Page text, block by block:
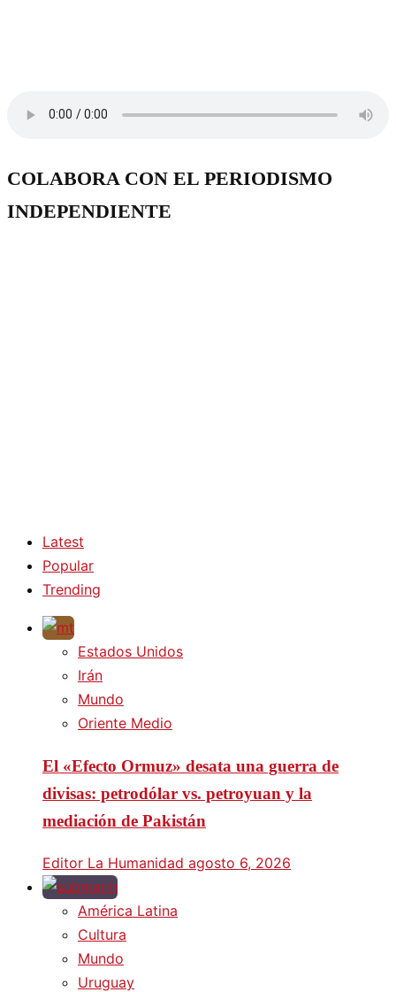
COLABORA CON EL PERIODISMO
INDEPENDIENTE
Latest
Popular
Trending
Estados Unidos
Irán
Mundo
Oriente Medio
El «Efecto Ormuz» desata una guerra de
divisas: petrodólar vs. petroyuan y la
mediación de Pakistán
Editor La Humanidad agosto 6, 2026
América Latina
Cultura
Mundo
Uruguay